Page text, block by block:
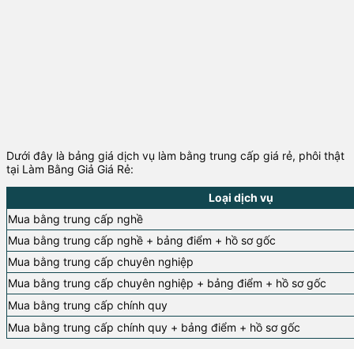
Dưới đây là bảng giá dịch vụ làm bằng trung cấp giá rẻ, phôi thật
tại Làm Bằng Giả Giá Rẻ:
Loại dịch vụ
Mua bằng trung cấp nghề
Mua bằng trung cấp nghề + bảng điểm + hồ sơ gốc
Mua bằng trung cấp chuyên nghiệp
Mua bằng trung cấp chuyên nghiệp + bảng điểm + hồ sơ gốc
Mua bằng trung cấp chính quy
Mua bằng trung cấp chính quy + bảng điểm + hồ sơ gốc